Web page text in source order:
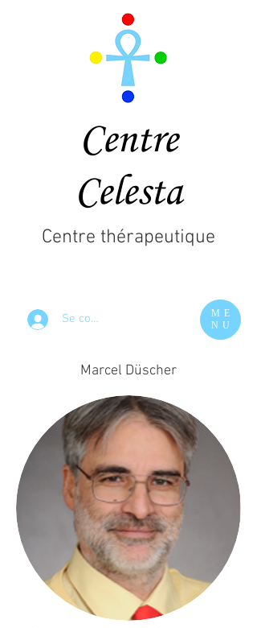
Centre
Celesta
Se connecter
ME
NU
Centre thérapeutique
Marcel Düscher